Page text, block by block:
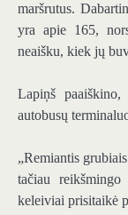
maršrutus.
yra apie 165,
neaišku, kiek jų
Lapiņš
autobusų
„Remiantis
tačiau
keleiviai prisitaikė